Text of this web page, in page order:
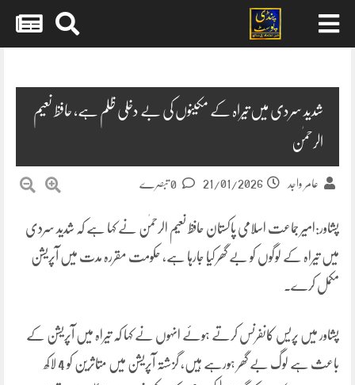
شدید سردی میں تیراہ کے مکینوں کی بے دخلی ظلم ہے، حافظ نعیم
الرحمٰن
عامر واجد 21/01/2026
پشاور:امیر جماعت اسلامی پاکستان حافظ نعیم الرحمٰن نے کہا ہے کہ شدید سردی
میں تیراہ کے لوگوں کو بے گھر کیا جارہا ہے، حکومت مقررہ مدت میں آپریشن
مکمل کرے۔
پشاور میں پریس کانفرنس کرتے ہوئے انہوں نے کہا کہ تیراہ میں آپریشن کے
باعث ہے لوگ بے گھر ہورہے ہیں، گزشتہ آپریشن میں متاثرین کو 4 لاکھ